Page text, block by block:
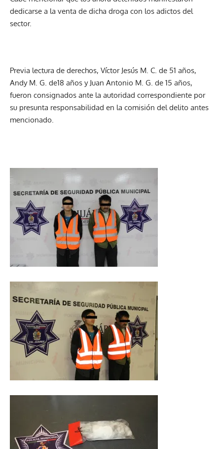
dedicarse a la venta de dicha droga con los adictos del
sector.
Previa lectura de derechos, Víctor Jesús M. C. de 51 años,
Andy M. G. de18 años y Juan Antonio M. G. de 15 años,
fueron consignados ante la autoridad correspondiente por
su presunta responsabilidad en la comisión del delito antes
mencionado.